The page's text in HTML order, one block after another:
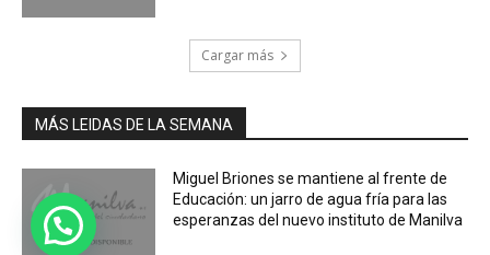
Cargar más
MÁS LEIDAS DE LA SEMANA
Miguel Briones se mantiene al frente de
Educación: un jarro de agua fría para las
esperanzas del nuevo instituto de Manilva